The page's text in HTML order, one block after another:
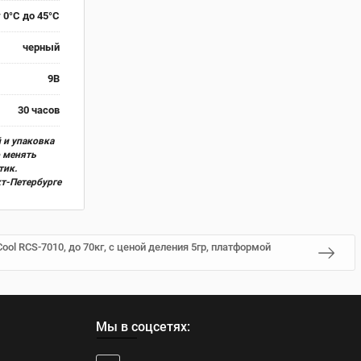
0°С до 45°С
черный
9В
30 часов
упаковка
менять
Петербурге
RCS-7010, до 70кг, с ценой деления 5гр, платформой
Мы в соцсетях: